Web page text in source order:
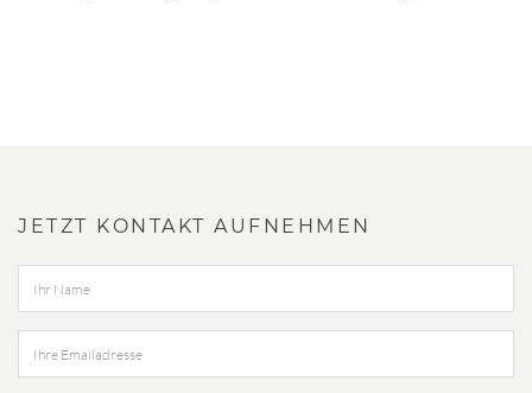
JETZT KONTAKT AUFNEHMEN